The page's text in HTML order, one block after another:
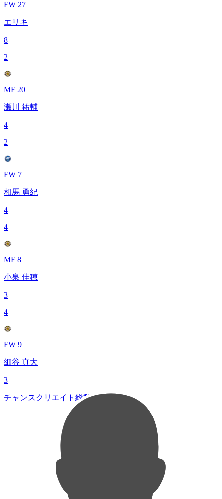
FW 27
エリキ
8
2
MF 20
瀬川 祐輔
4
2
FW 7
相馬 勇紀
4
4
MF 8
小泉 佳穂
3
4
FW 9
細谷 真大
3
チャンスクリエイト総数